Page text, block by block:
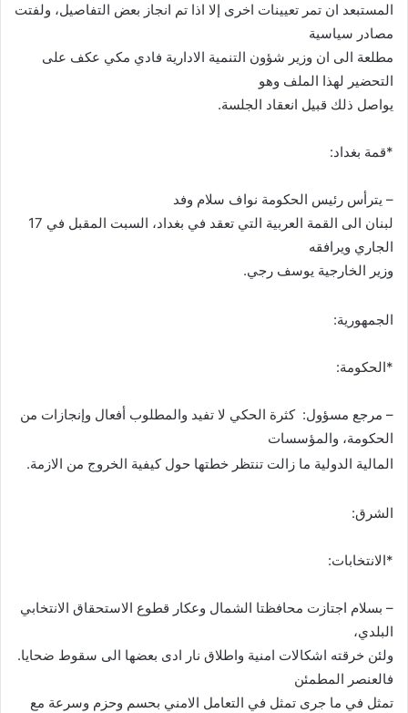
المستبعد ان تمر تعيينات اخرى إلا اذا تم انجاز بعض التفاصيل، ولفتت
مصادر سياسية
مطلعة الى ان وزير شؤون التنمية الادارية فادي مكي عكف على
التحضير لهذا الملف وهو
يواصل ذلك قبيل انعقاد الجلسة.
*قمة بغداد:
– يترأس رئيس الحكومة نواف سلام وفد
لبنان الى القمة العربية التي تعقد في بغداد، السبت المقبل في 17
الجاري ويرافقه
وزير الخارجية يوسف رجي.
الجمهورية:
*الحكومة:
– مرجع مسؤول: كثرة الحكي لا تفيد والمطلوب أفعال وإنجازات من
الحكومة، والمؤسسات
المالية الدولية ما زالت تنتظر خطتها حول كيفية الخروج من الازمة.
الشرق:
*الانتخابات:
– بسلام اجتازت محافظتا الشمال وعكار قطوع الاستحقاق الانتخابي
البلدي،
ولئن خرقته اشكالات امنية واطلاق نار ادى بعضها الى سقوط ضحايا.
فالعنصر المطمئن
تمثل في ما جرى تمثل في التعامل الامني بحسم وحزم وسرعة مع